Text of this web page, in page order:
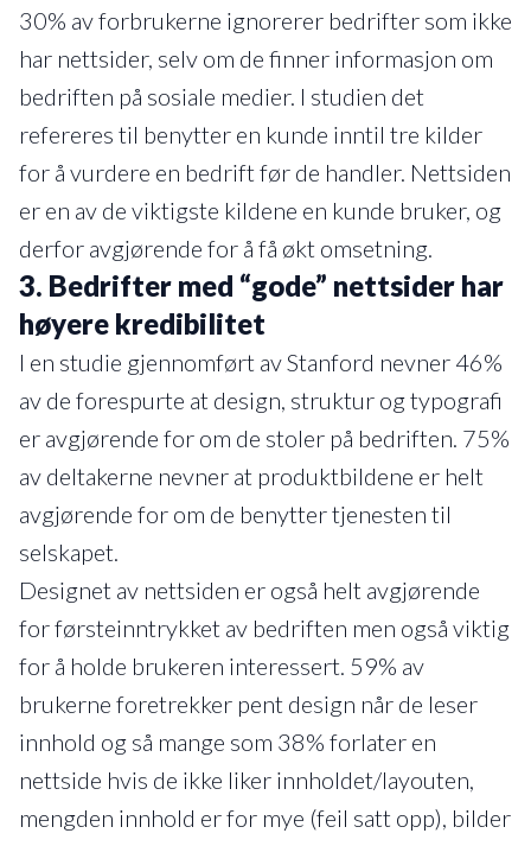
30% av forbrukerne ignorerer bedrifter som ikke
har nettsider, selv om de finner informasjon om
bedriften på sosiale medier. I studien det
refereres til benytter en kunde inntil tre kilder
for å vurdere en bedrift før de handler. Nettsiden
er en av de viktigste kildene en kunde bruker, og
derfor avgjørende for å få økt omsetning.
3. Bedrifter med “gode” nettsider har
høyere kredibilitet
I en studie gjennomført av Stanford nevner 46%
av de forespurte at design, struktur og typografi
er avgjørende for om de stoler på bedriften. 75%
av deltakerne nevner at produktbildene er helt
avgjørende for om de benytter tjenesten til
selskapet.
Designet av nettsiden er også helt avgjørende
for førsteinntrykket av bedriften men også viktig
for å holde brukeren interessert. 59% av
brukerne foretrekker pent design når de leser
innhold og så mange som 38% forlater en
nettside hvis de ikke liker innholdet/layouten,
mengden innhold er for mye (feil satt opp), bilder